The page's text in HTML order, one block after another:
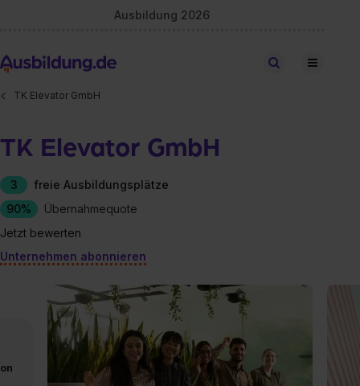
Ausbildung 2026
Stellen finden
TK Elevator GmbH
TK Elevator GmbH
3
freie Ausbildungsplätze
90%
Übernahmequote
Jetzt bewerten
Unternehmen abonnieren